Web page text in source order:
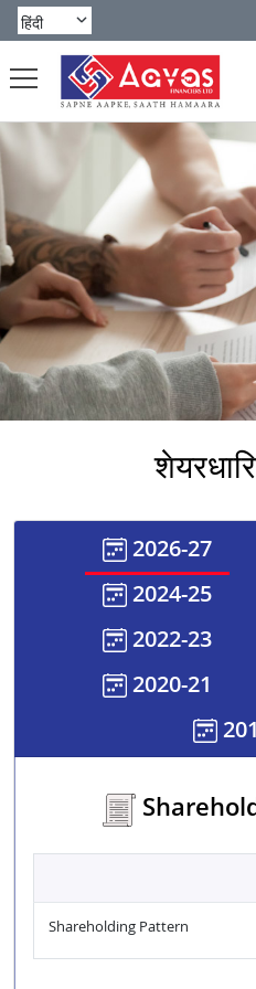
2026-27
2024-25
2022-23
2020-21
Shareholding Pattern